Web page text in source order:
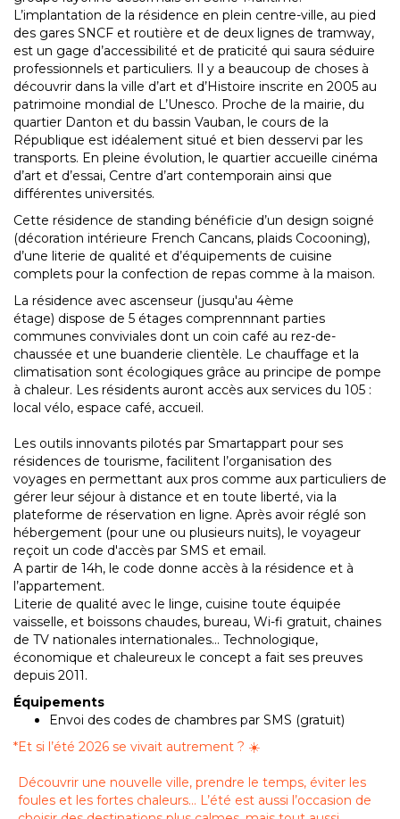
L’implantation de la résidence en plein centre-ville, au pied
des gares SNCF et routière et de deux lignes de tramway,
est un gage d’accessibilité et de praticité qui saura séduire
professionnels et particuliers. Il y a beaucoup de choses à
découvrir dans la ville d’art et d’Histoire inscrite en 2005 au
patrimoine mondial de L’Unesco. Proche de la mairie, du
quartier Danton et du bassin Vauban, le cours de la
République est idéalement situé et bien desservi par les
transports. En pleine évolution, le quartier accueille cinéma
d’art et d’essai, Centre d’art contemporain ainsi que
différentes universités.
Cette résidence de standing bénéficie d’un design soigné
(décoration intérieure French Cancans, plaids Cocooning),
d’une literie de qualité et d’équipements de cuisine
complets pour la confection de repas comme à la maison.
La résidence avec ascenseur (jusqu'au 4ème
étage) dispose de 5 étages comprennnant parties
communes conviviales dont un coin café au rez-de-
chaussée et une buanderie clientèle. Le chauffage et la
climatisation sont écologiques grâce au principe de pompe
à chaleur. Les résidents auront accès aux services du 105 :
local vélo, espace café, accueil.
Les outils innovants pilotés par Smartappart pour ses
résidences de tourisme, facilitent l’organisation des
voyages en permettant aux pros comme aux particuliers de
gérer leur séjour à distance et en toute liberté, via la
plateforme de réservation en ligne. Après avoir réglé son
hébergement (pour une ou plusieurs nuits), le voyageur
reçoit un code d'accès par SMS et email.
A partir de 14h, le code donne accès à la résidence et à
l’appartement.
Literie de qualité avec le linge, cuisine toute équipée
vaisselle, et boissons chaudes, bureau, Wi-fi gratuit, chaines
de TV nationales internationales… Technologique,
économique et chaleureux le concept a fait ses preuves
depuis 2011.
Équipements
Envoi des codes de chambres par SMS (gratuit)
*Et si l’été 2026 se vivait autrement ? ☀️
Découvrir une nouvelle ville, prendre le temps, éviter les
foules et les fortes chaleurs… L’été est aussi l’occasion de